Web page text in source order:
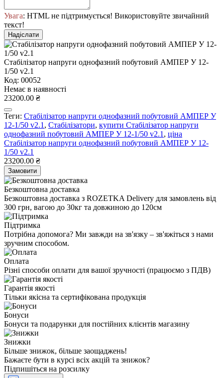
Увага: HTML не підтримується! Використовуйте звичайний
текст!
Надіслати
Стабілізатор напруги однофазний побутовий АМПЕР У 12-
1/50 v2.1
Код: 00052
Немає в наявності
23200.00 ₴
Теги: Стабілізатор напруги однофазний побутовий АМПЕР У
12-1/50 v2.1 , Стабілізатори, купити Стабілізатор напруги
однофазний побутовий АМПЕР У 12-1/50 v2.1 , ціна
Стабілізатор напруги однофазний побутовий АМПЕР У 12-
1/50 v2.1
23200.00 ₴
Замовити
Безкоштовна доставка
Безкоштовна доставка з ROZETKA Delivery для замовлень від
300 грн, вагою до 30кг та довжиною до 120см
Підтримка
Потрібна допомога? Ми завжди на зв'язку – зв'яжіться з нами
зручним способом.
Оплата
Різні способи оплати для вашої зручності (працюємо з ПДВ)
Гарантія якості
Тільки якісна та сертифікована продукція
Бонуси
Бонуси та подарунки для постійних клієнтів магазину
Знижки
Більше знижок, більше заощаджень!
Бажаєте бути в курсі всіх акцій та знижок?
Підпишіться на розсилку